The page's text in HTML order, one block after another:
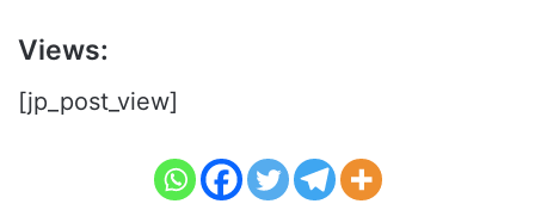
Views:
[jp_post_view]